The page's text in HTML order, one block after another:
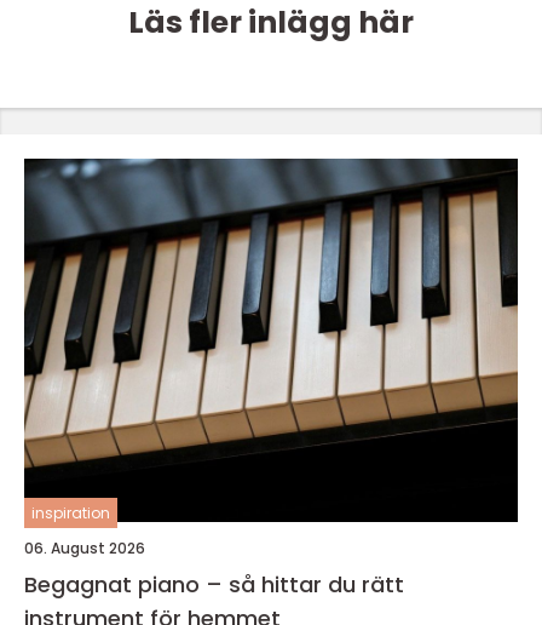
Läs fler inlägg här
inspiration
06. August 2026
Begagnat piano – så hittar du rätt
instrument för hemmet